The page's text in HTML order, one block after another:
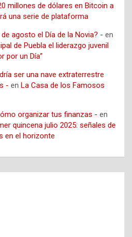
millones de dólares en Bitcoin a
una serie de plataforma
agosto el Día de la Novia? - en
de Puebla el liderazgo juvenil
por un Día”
ser una nave extraterrestre
- en La Casa de los Famosos
organizar tus finanzas - en
quincena julio 2025: señales de
en el horizonte